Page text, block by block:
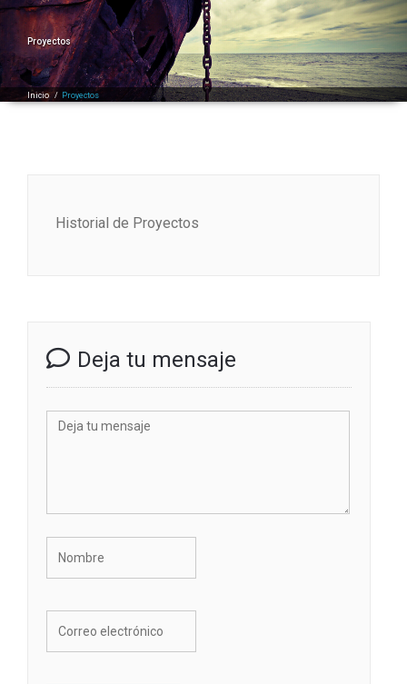
Proyectos
Inicio / Proyectos
Historial de Proyectos
Deja tu mensaje